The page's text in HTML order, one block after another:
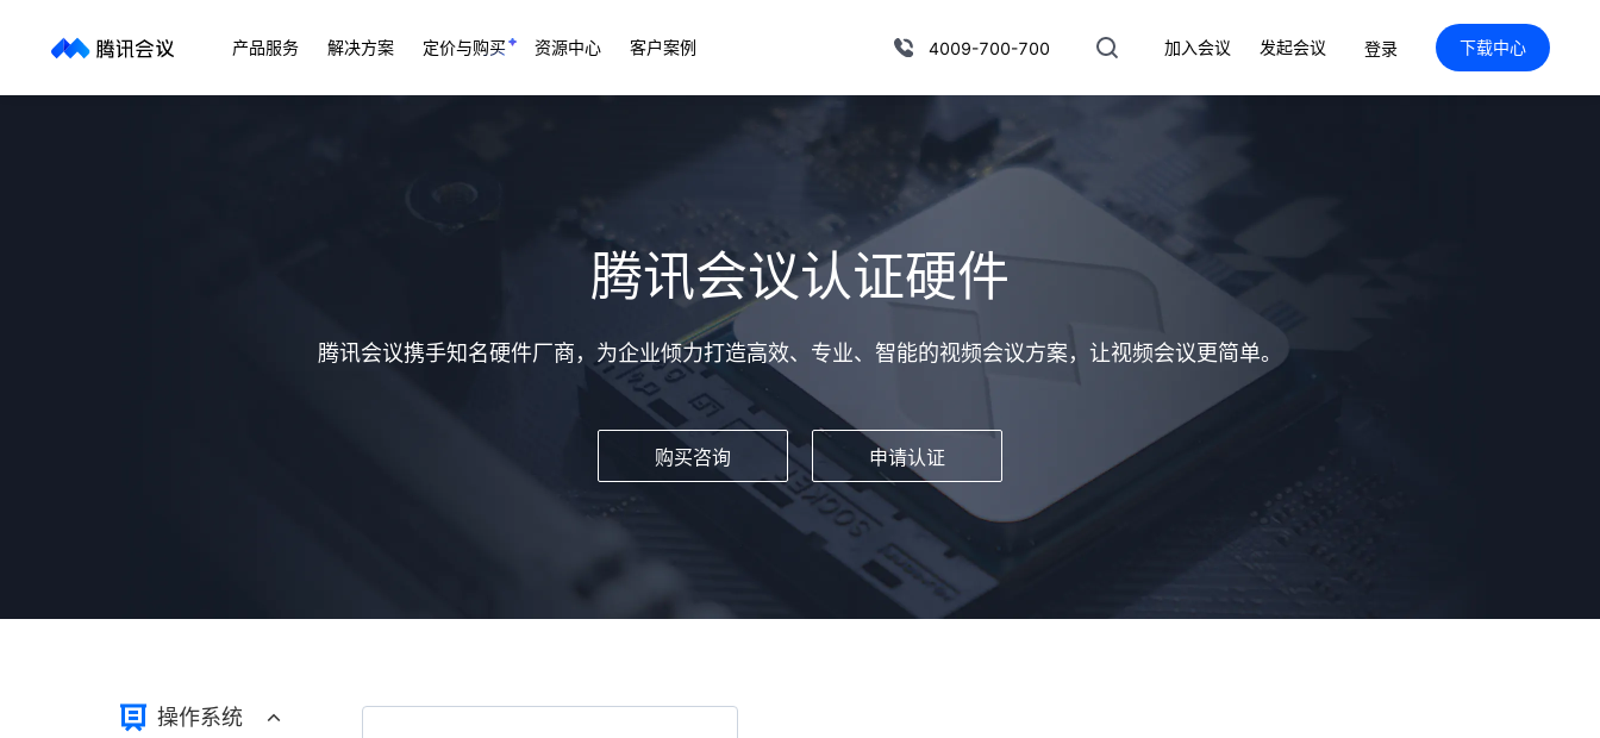
产品服务 解决方案 定价与购买 资源中心 客户案例 4009-700-700 加入会议 发起会议 登录 下载中心
腾讯会议认证硬件
腾讯会议携手知名硬件厂商，为企业倾力打造高效、专业、智能的视频会议方案，让视频会议更简单。
购买咨询 申请认证
操作系统